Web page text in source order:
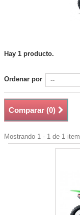
Hay 1 producto.
Ordenar por
Comparar (0)
Mostrando 1 - 1 de 1 item